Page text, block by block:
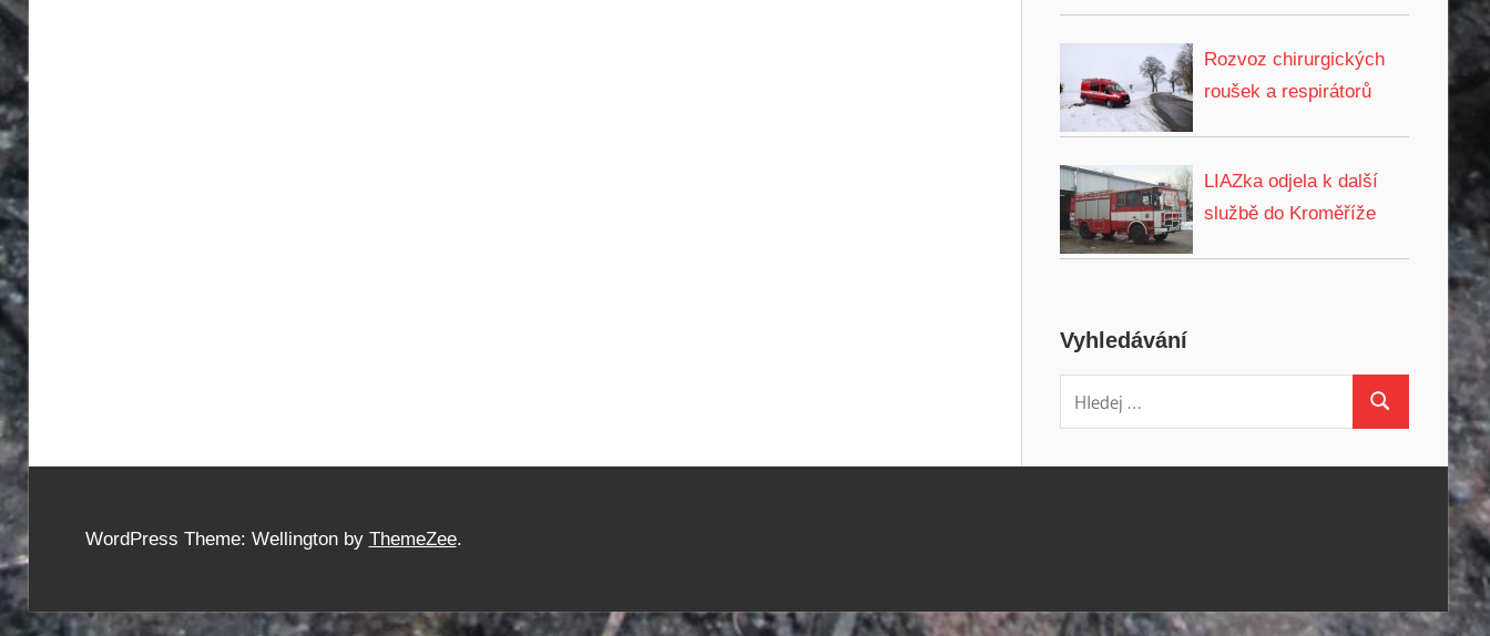
Rozvoz chirurgických
roušek a respirátorů
LIAZka odjela k další
službě do Kroměříže
Vyhledávání
WordPress Theme: Wellington by ThemeZee.